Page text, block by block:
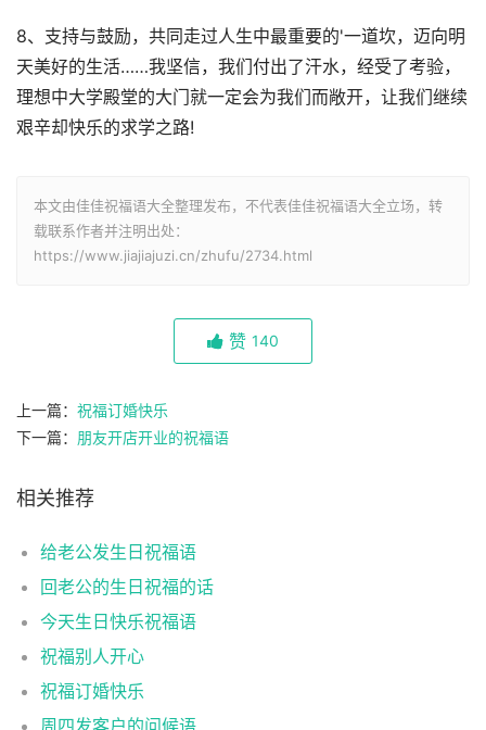
8、支持与鼓励，共同走过人生中最重要的'一道坎，迈向明
天美好的生活……我坚信，我们付出了汗水，经受了考验，
理想中大学殿堂的大门就一定会为我们而敞开，让我们继续
艰辛却快乐的求学之路!
本文由佳佳祝福语大全整理发布，不代表佳佳祝福语大全立场，转
载联系作者并注明出处：
https://www.jiajiajuzi.cn/zhufu/2734.html
赞 140
上一篇： 祝福订婚快乐
下一篇： 朋友开店开业的祝福语
相关推荐
给老公发生日祝福语
回老公的生日祝福的话
今天生日快乐祝福语
祝福别人开心
祝福订婚快乐
周四发客户的问候语